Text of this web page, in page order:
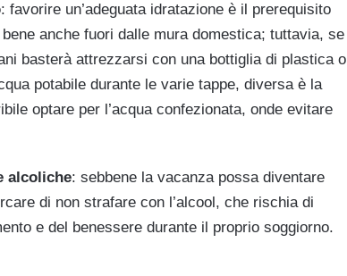
: favorire un’adeguata idratazione è il prerequisito
anche fuori dalle mura domestica; tuttavia, se
basterà attrezzarsi con una bottiglia di plastica o
potabile durante le varie tappe, diversa è la
optare per l’acqua confezionata, onde evitare
alcoliche: sebbene la vacanza possa diventare
di non strafare con l’alcool, che rischia di
e del benessere durante il proprio soggiorno.